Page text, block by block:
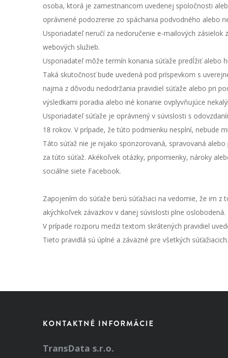
osoba, ktorá je zamestnancom uvedenej spoločnosti
oprávnené podozrenie zo spáchania podvodného alebo
Usporiadateľ neručí za nedoručenie e-mailových
webových služieb.
Usporiadateľ môže termín konania súťaže predĺžiť alebo
Taká skutočnosť bude uvedená pod príspevkom s
najmä z dôvodu nedodržania pravidiel súťaže alebo pri
výsledkami poradia alebo iné konanie ovplyvňujúce
Usporiadateľ súťaže je oprávnený v súvislosti s
18 rokov. V prípade, že túto podmienku nesplní, nebude
Táto súťaž nie je nijako sponzorovaná, spravovaná
za túto súťaž. Akékoľvek otázky, pripomienky, nároky
sociálne siete Facebook.
Zapojením do súťaže berú súťažiaci na vedomie, že im
akýchkoľvek záväzkov v danej súvislosti plne oslobodená.
V prípade rozporu medzi textom skrátených pravidiel
Tieto pravidlá sú úplné a záväzné pre všetkých
KONTAKTNÉ INFORMÁCIE
TransData s.r.o.